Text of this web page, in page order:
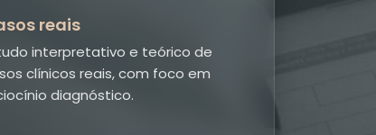
reais
interpretativo e teórico de
clínicos reais, com foco em
diagnóstico.